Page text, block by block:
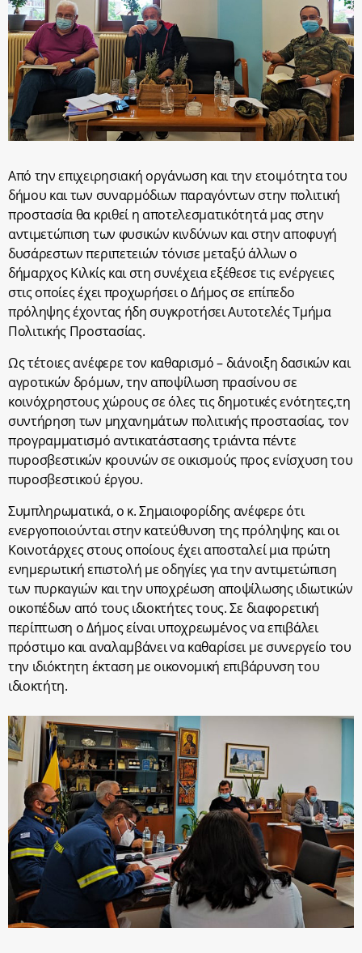
Από την επιχειρησιακή οργάνωση και την ετοιμότητα του
δήμου και των συναρμόδιων παραγόντων στην πολιτική
προστασία θα κριθεί η αποτελεσματικότητά μας στην
αντιμετώπιση των φυσικών κινδύνων και στην αποφυγή
δυσάρεστων περιπετειών τόνισε μεταξύ άλλων ο
δήμαρχος Κιλκίς και στη συνέχεια εξέθεσε τις ενέργειες
στις οποίες έχει προχωρήσει ο Δήμος σε επίπεδο
πρόληψης έχοντας ήδη συγκροτήσει Αυτοτελές Τμήμα
Πολιτικής Προστασίας.
Ως τέτοιες ανέφερε τον καθαρισμό – διάνοιξη δασικών και
αγροτικών δρόμων, την αποψίλωση πρασίνου σε
κοινόχρηστους χώρους σε όλες τις δημοτικές ενότητες,τη
συντήρηση των μηχανημάτων πολιτικής προστασίας, τον
προγραμματισμό αντικατάστασης τριάντα πέντε
πυροσβεστικών κρουνών σε οικισμούς προς ενίσχυση του
πυροσβεστικού έργου.
Συμπληρωματικά, ο κ. Σημαιοφορίδης ανέφερε ότι
ενεργοποιούνται στην κατεύθυνση της πρόληψης και οι
Κοινοτάρχες στους οποίους έχει αποσταλεί μια πρώτη
ενημερωτική επιστολή με οδηγίες για την αντιμετώπιση
των πυρκαγιών και την υποχρέωση αποψίλωσης ιδιωτικών
οικοπέδων από τους ιδιοκτήτες τους. Σε διαφορετική
περίπτωση ο Δήμος είναι υποχρεωμένος να επιβάλει
πρόστιμο και αναλαμβάνει να καθαρίσει με συνεργείο του
την ιδιόκτητη έκταση με οικονομική επιβάρυνση του
ιδιοκτήτη.